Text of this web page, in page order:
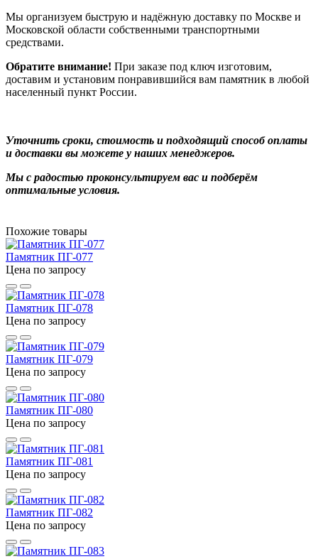
Мы организуем быструю и надёжную доставку по Москве и
Московской области собственными транспортными
средствами.
Обратите внимание! При заказе под ключ изготовим,
доставим и установим понравившийся вам памятник в любой
населенный пункт России.
Уточнить сроки, стоимость и подходящий способ оплаты
и доставки вы можете у наших менеджеров.
Мы с радостью проконсультируем вас и подберём
оптимальные условия.
Похожие товары
Памятник ПГ-077
Цена по запросу
Памятник ПГ-078
Цена по запросу
Памятник ПГ-079
Цена по запросу
Памятник ПГ-080
Цена по запросу
Памятник ПГ-081
Цена по запросу
Памятник ПГ-082
Цена по запросу